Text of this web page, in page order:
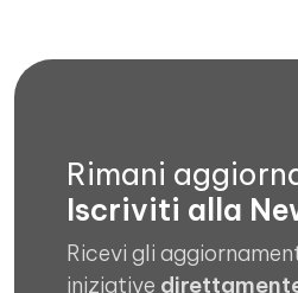
Rimani
Iscriviti alla
Ricevi gli
iniziative